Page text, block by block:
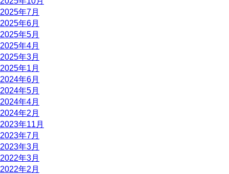
2025年7月
2025年6月
2025年5月
2025年4月
2025年3月
2025年1月
2024年6月
2024年5月
2024年4月
2024年2月
2023年11月
2023年7月
2023年3月
2022年3月
2022年2月